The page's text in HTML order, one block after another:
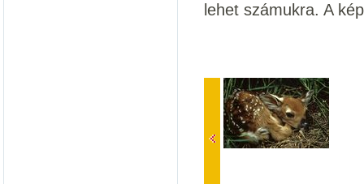
lehet számukra. A